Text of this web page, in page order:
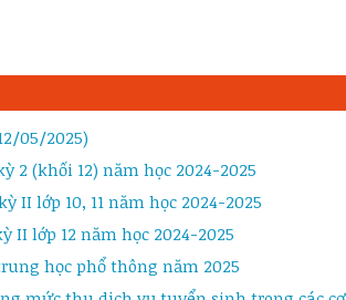
05/2025)
2 (khối 12) năm học 2024-2025
II lớp 10, 11 năm học 2024-2025
lớp 12 năm học 2024-2025
học phổ thông năm 2025